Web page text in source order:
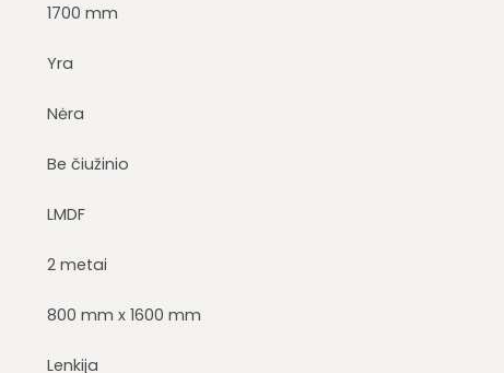
1700 mm
Yra
Nėra
Be čiužinio
LMDF
2 metai
800 mm x 1600 mm
Lenkija